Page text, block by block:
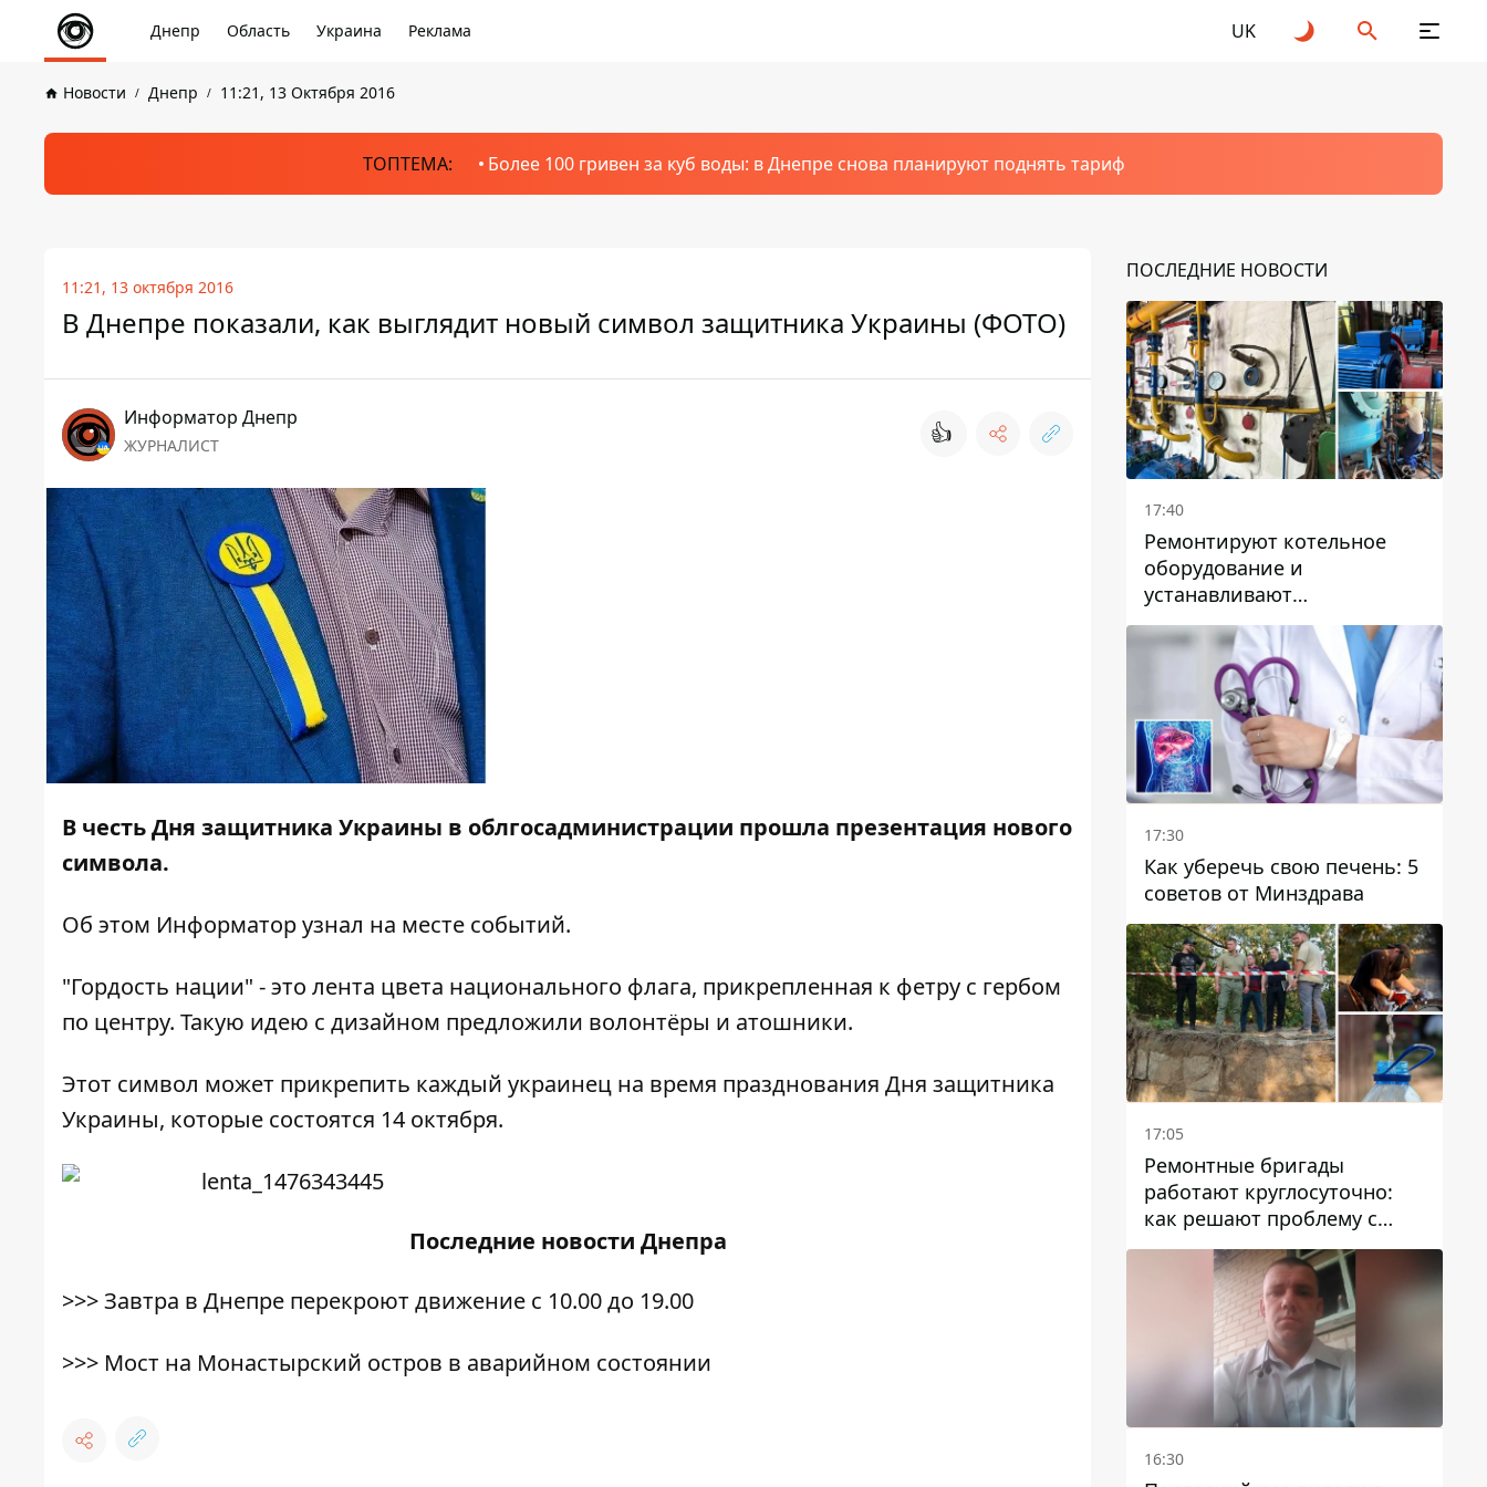
Днепр Область Украина Реклама UK
Новости Днепр 11:21, 13 Октября 2016
ТОПТЕМА: Более 100 гривен за куб воды: в Днепре снова планируют поднять тариф
11:21, 13 октября 2016
В Днепре показали, как выглядит новый символ защитника Украины (ФОТО)
Информатор Днепр
ЖУРНАЛИСТ 👍
В честь Дня защитника Украины в облгосадминистрации прошла презентация нового
символа.
Об этом Информаторузнал на месте событий.
"Гордость нации" - это лента цвета национального флага, прикрепленная к фетру с гербом
по центру. Такую идею с дизайном предложили волонтёры и атошники.
Этот символ может прикрепить каждый украинец на время празднования Дня защитника
Украины, которые состоятся 14 октября.
Последние новости Днепра
>>>Завтра в Днепре перекроют движение с 10.00 до 19.00
>>> Мост на Монастырский остров в аварийном состоянии
ПОСЛЕДНИЕ НОВОСТИ
17:40
Ремонтируют котельное
оборудование и
устанавливают
генераторные установки:
как в Днепре готовятся к
отопительному сезону
17:30
Как уберечь свою печень: 5
советов от Минздрава
17:05
Ремонтные бригады
работают круглосуточно:
как решают проблему с
водой в Марганецкой
громаде
16:30